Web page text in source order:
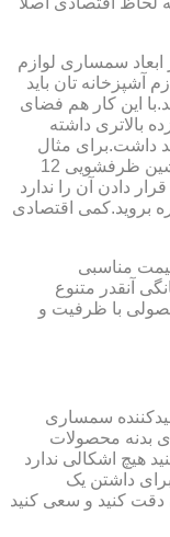
ابعاد سمساری لوازم
آشپزخانه تان باید
این کار هم فضای
بالاتری داشته
داشت.برای مثال
حتی اگر بودجه تان به شما اجازه می دهد ماشین ظرفشویی 12
دادن آن را ندارد
بروید.کمی اقتصادی
مناسبی
آنقدر متنوع
با ظرفیت و
سمساری
بدنه محصولات
هیچ اشکالی ندارد
داشتن یک
دقت کنید و سعی کنید